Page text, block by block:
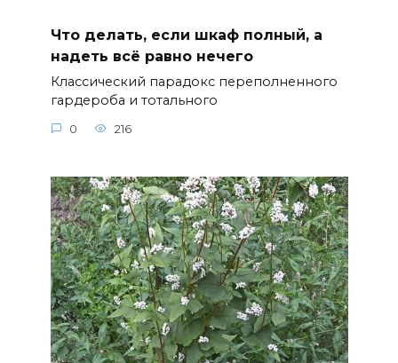
Что делать, если шкаф полный, а
надеть всё равно нечего
Классический парадокс переполненного
гардероба и тотального
0 216